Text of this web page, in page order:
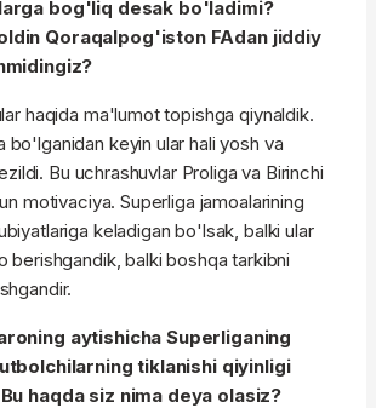
bog'liq desak bo'ladimi?
Qoraqalpog'iston FAdan jiddiy
haqida ma'lumot topishga qiynaldik.
bo'lganidan keyin ular hali yosh va
Bu uchrashuvlar Proliga va Birinchi
motivaciya. Superliga jamoalarining
keladigan bo'lsak, balki ular
berishgandik, balki boshqa tarkibni
aytishicha Superliganing
tiklanishi qiyinligi
haqda siz nima deya olasiz?